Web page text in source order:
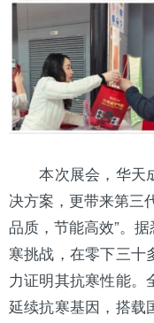
本次展会，华天
决方案，更带来第三
品质，节能高效”。
寒挑战，在零下三十
力证明其抗寒性能。
延续抗寒基因，搭载